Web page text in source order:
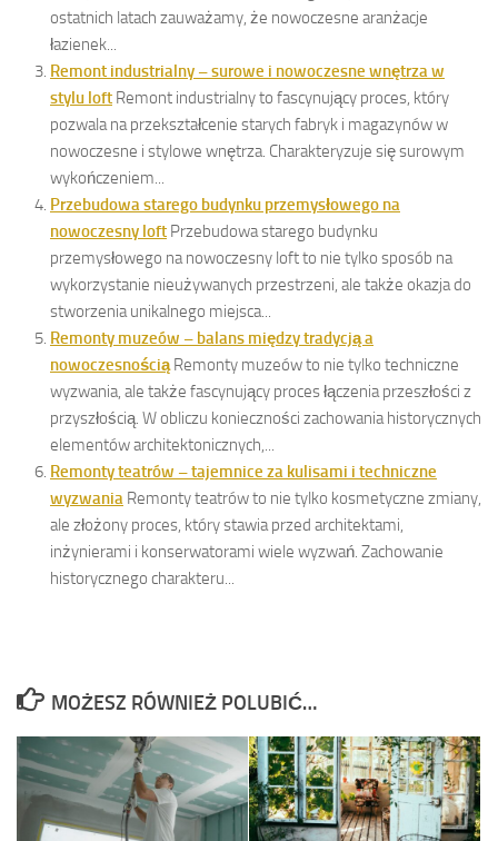
ostatnich latach zauważamy, że nowoczesne aranżacje
łazienek...
Remont industrialny – surowe i nowoczesne wnętrza w
stylu loft Remont industrialny to fascynujący proces, który
pozwala na przekształcenie starych fabryk i magazynów w
nowoczesne i stylowe wnętrza. Charakteryzuje się surowym
wykończeniem...
Przebudowa starego budynku przemysłowego na
nowoczesny loft Przebudowa starego budynku
przemysłowego na nowoczesny loft to nie tylko sposób na
wykorzystanie nieużywanych przestrzeni, ale także okazja do
stworzenia unikalnego miejsca...
Remonty muzeów – balans między tradycją a
nowoczesnością Remonty muzeów to nie tylko techniczne
wyzwania, ale także fascynujący proces łączenia przeszłości z
przyszłością. W obliczu konieczności zachowania historycznych
elementów architektonicznych,...
Remonty teatrów – tajemnice za kulisami i techniczne
wyzwania Remonty teatrów to nie tylko kosmetyczne zmiany,
ale złożony proces, który stawia przed architektami,
inżynierami i konserwatorami wiele wyzwań. Zachowanie
historycznego charakteru...
MOŻESZ RÓWNIEŻ POLUBIĆ…